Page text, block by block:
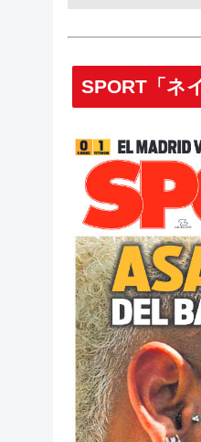
SPORT「ネ